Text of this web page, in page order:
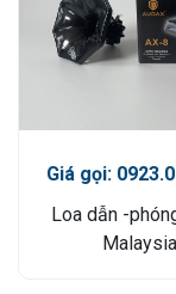
Giá gọi:
Loa dẫn -
Malaysia